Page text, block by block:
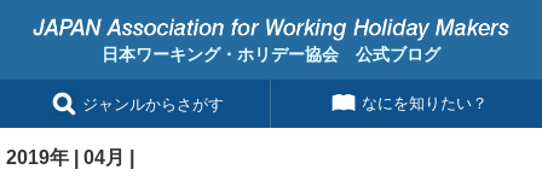
日本ワーキング・ホリデー協会 公式ブログ
ジャンルからさがす なにを知りたい？
2019年 | 04月 |